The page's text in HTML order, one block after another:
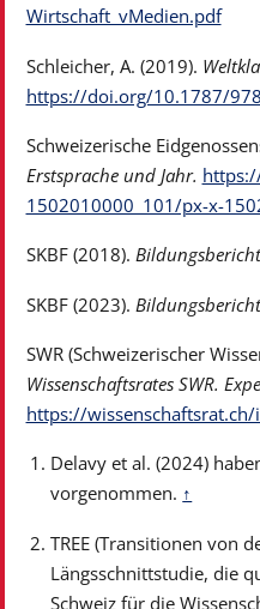
Wirtschaft_vMedien.pdf
Schleicher, A. (2019).
https://doi.org/10.1787/
Schweizerische
Erstsprache und Jahr.
1502010000_101/px-x-
SKBF (2018).
SKBF (2023).
SWR (Schweizerischer
Wissenschaftsrates SWR.
https://wissenschaftsrat.ch/
Delavy et al. (2024)
vorgenommen. ↑
TREE (Transitionen von
Längsschnittstudie, die
Schweiz für die